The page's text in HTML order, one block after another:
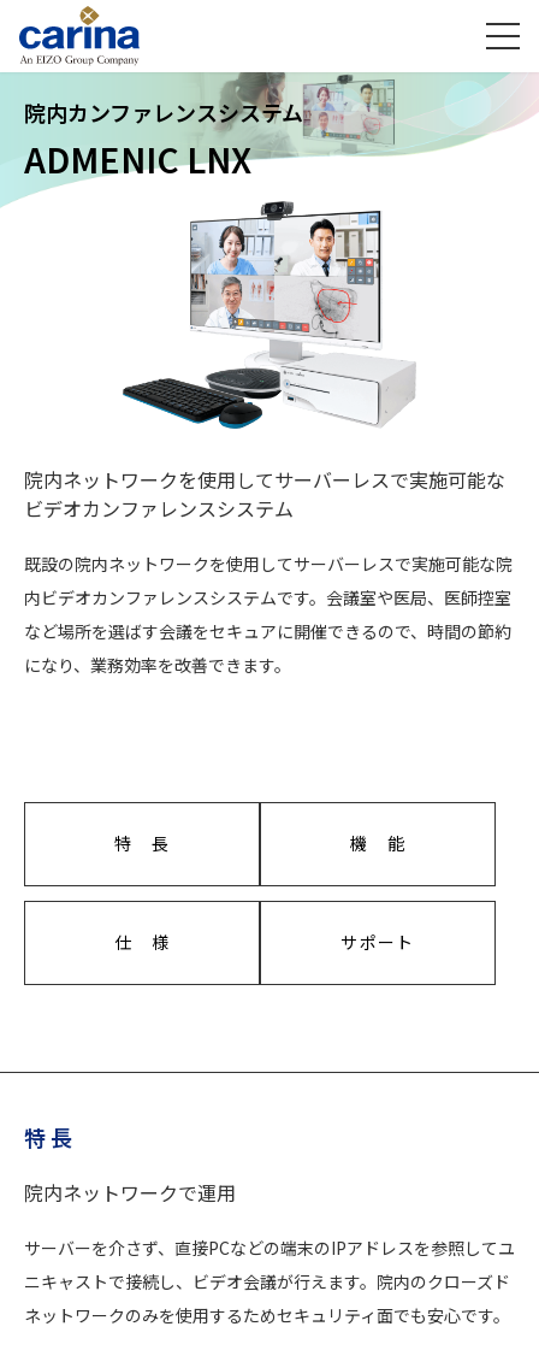
院内カンファレンスシステム
ADMENIC LNX
院内ネットワークを使用してサーバーレスで実施可能な
ビデオカンファレンスシステム
既設の院内ネットワークを使用してサーバーレスで実施可能な院
内ビデオカンファレンスシステムです。会議室や医局、医師控室
など場所を選ばす会議をセキュアに開催できるので、時間の節約
になり、業務効率を改善できます。
特 長 機 能
仕 様 サポート
特 長
院内ネットワークで運用
サーバーを介さず、直接PCなどの端末のIPアドレスを参照してユ
ニキャストで接続し、ビデオ会議が行えます。院内のクローズド
ネットワークのみを使用するためセキュリティ面でも安心です。